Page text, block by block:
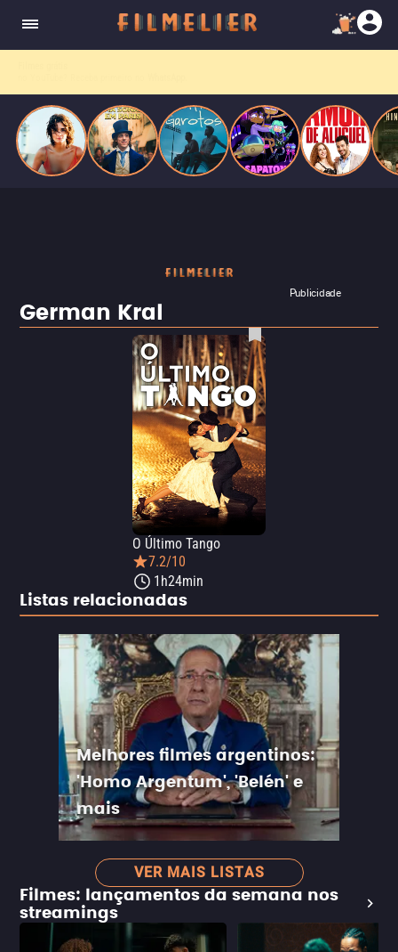
Publicidade
German Kral
O Último Tango
7.2/10
1h24min
Listas relacionadas
Melhores filmes argentinos:
'Homo Argentum', 'Belén' e
mais
VER MAIS LISTAS
Filmes: lançamentos da semana nos
streamings
escrevia e a vida real começa a desaparecer.